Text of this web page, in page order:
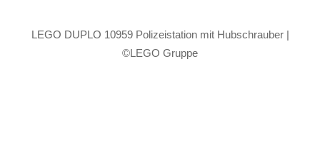
LEGO DUPLO 10959 Polizeistation mit Hubschrauber |
©LEGO Gruppe